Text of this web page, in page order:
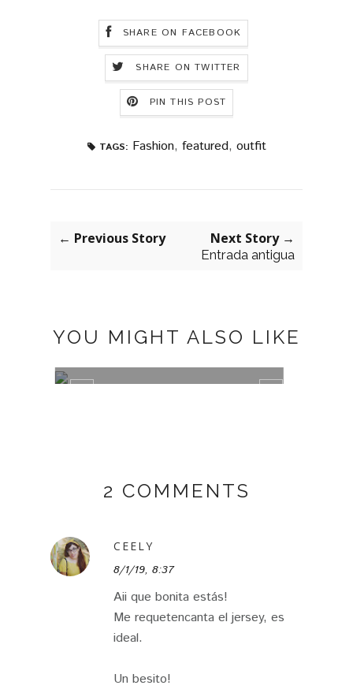
SHARE ON FACEBOOK
SHARE ON TWITTER
PIN THIS POST
TAGS: Fashion, featured, outfit
← Previous Story Next Story →
Entrada antigua
YOU MIGHT ALSO LIKE
2 COMMENTS
CEELY
8/1/19, 8:37
Aii que bonita estás!
Me requetencanta el jersey, es
ideal.
Un besito!